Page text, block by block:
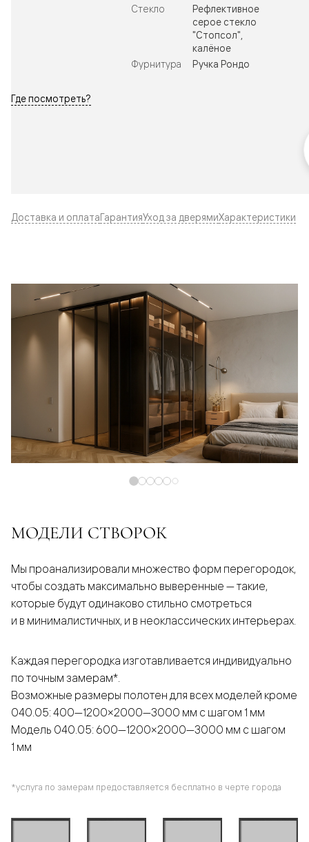
Стекло
Рефлективное
серое стекло
"Стопсол",
калёное
Фурнитура
Ручка Рондо
Где посмотреть?
Доставка и оплатаГарантияУход за дверямиХарактеристики
МОДЕЛИ СТВОРОК
Мы проанализировали множество форм перегородок,
чтобы создать максимально выверенные — такие,
которые будут одинаково стильно смотреться
и в минималистичных, и в неоклассических интерьерах.
Каждая перегородка изготавливается индивидуально
по точным замерам*.
Возможные размеры полотен для всех моделей кроме
040.05: 400—1200×2000—3000 мм с шагом 1 мм
Модель 040.05: 600—1200×2000—3000 мм с шагом
1 мм
*услуга по замерам предоставляется бесплатно в черте города